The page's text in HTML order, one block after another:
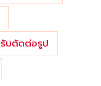
รับตัดต่อรูป